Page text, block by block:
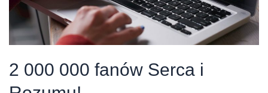
2 000 000 fanów Serca i